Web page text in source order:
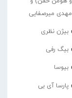
مهدی میرصفایی
بیژن نظری
بیگ رفی
بیوسا
پارسا آی بی